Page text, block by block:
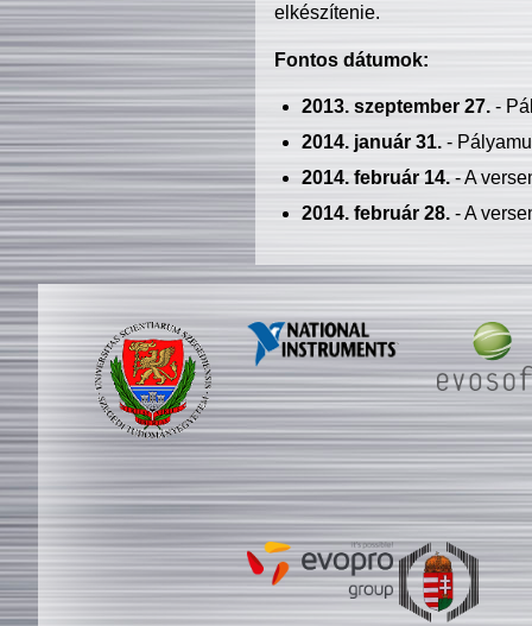
elkészítenie.
Fontos dátumok:
2013. szeptember 27.-
2014. január 31.-
2014. február 14.- A
2014. február 28.- A